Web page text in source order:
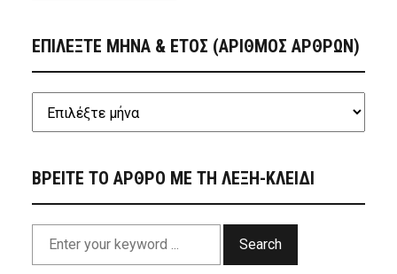
ΕΠΙΛΕΞΤΕ ΜΗΝΑ & ΕΤΟΣ (ΑΡΙΘΜΟΣ ΑΡΘΡΩΝ)
ΒΡΕΙΤΕ ΤΟ ΑΡΘΡΟ ΜΕ ΤΗ ΛΕΞΗ-ΚΛΕΙΔΙ
Search